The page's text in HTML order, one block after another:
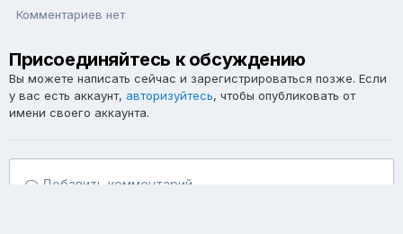
Комментариев нет
Присоединяйтесь к обсуждению
Вы можете написать сейчас и зарегистрироваться позже. Если
у вас есть аккаунт, авторизуйтесь, чтобы опубликовать от
имени своего аккаунта.
Добавить комментарий...